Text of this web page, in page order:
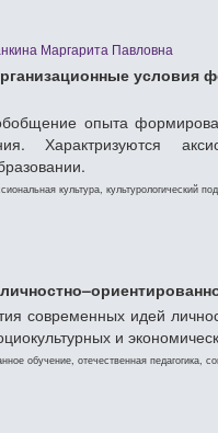
Маргарита Павловна
опыта
Характризуются
культура, культурологический
современных идей
и
обучение, отечественная педагогика,